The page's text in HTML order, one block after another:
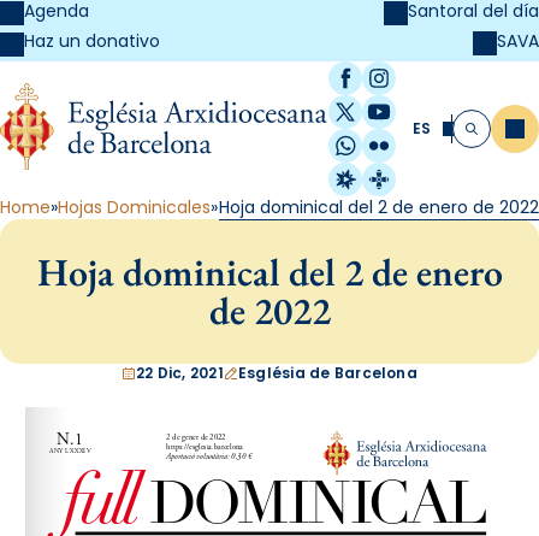
Agenda
Haz un donativo
Santoral del día
SAVA
Facebook
Instagram
X / Twitter
YouTube
WhatsApp
Flickr
Radio Estel
Catalunya
ES Buscar
Home Hojas Dominicales Hoja dominical del 2 de enero de 2022
Hoja dominical del 2 de enero
de 2022
22 Dic, 2021 Església de Barcelona